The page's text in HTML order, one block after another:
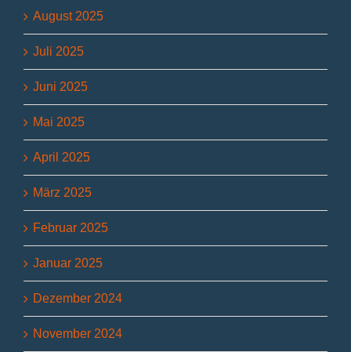
August 2025
Juli 2025
Juni 2025
Mai 2025
April 2025
März 2025
Februar 2025
Januar 2025
Dezember 2024
November 2024